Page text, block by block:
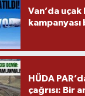
Van’da
kampanyası
HÜDA
çağrısı: Bir